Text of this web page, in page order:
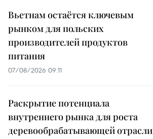
Вьетнам остаётся ключевым
рынком для польских
производителей продуктов
питания
07/08/2026 09:11
Раскрытие потенциала
внутреннего рынка для роста
деревообрабатывающей отрасли